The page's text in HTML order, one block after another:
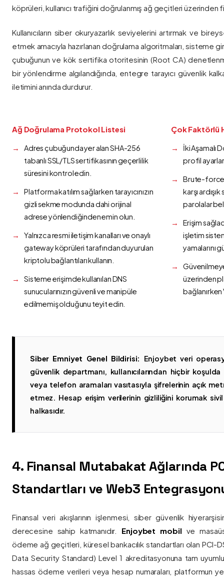
köprüleri, kullanıcı trafiğini doğrulanmış ağ geçitleri üzerinden
Kullanıcıların siber okuryazarlık seviyelerini artırmak ve
etmek amacıyla hazırlanan doğrulama algoritmaları, sisteme
çubuğunun ve kök sertifika otoritesinin (Root CA)
bir yönlendirme algılandığında, entegre tarayıcı güvenlik
iletimini anında durdurur.
Ağ Doğrulama Protokol Listesi
Adres çubuğunda yer alan SHA-256
tabanlı SSL/TLS sertifikasının geçerlilik
süresini kontrol edin.
Platforma katılım sağlarken tarayıcınızın
gizli sekme modunda dahi orijinal
adrese yönlendiğinden emin olun.
Yalnızca resmi iletişim kanalları ve onaylı
gateway köprüleri tarafından duyurulan
kriptolu bağlantıları kullanın.
Sisteme erişimde kullanılan DNS
sunucularınızın güvenli ve manipüle
edilmemiş olduğunu teyit edin.
Çok Faktörlü
İki Aşamalı
profil
Brute-force
karşı
parolalar
Erişim
işletim
yamalarını
üzerinden
bağlanırken
Siber Emniyet Genel Bildirisi:
Enjoybet veri
güvenlik departmanı, kullanıcılarından hiçbir
veya telefon aramaları vasıtasıyla şifrelerinin açık
etmez. Hesap erişim verilerinin gizliliğini korumak
halkasıdır.
4. Finansal Mutabakat Ağlarında
Standartları ve Web3
Finansal veri akışlarının işlenmesi, siber güvenlik
derecesine sahip katmanıdır. Enjoybet mobil ve
ödeme ağ geçitleri, küresel bankacılık standartları olan PCI-
Data Security Standard) Level 1 akreditasyonuna tam
hassas ödeme verileri veya hesap numaraları, platformun